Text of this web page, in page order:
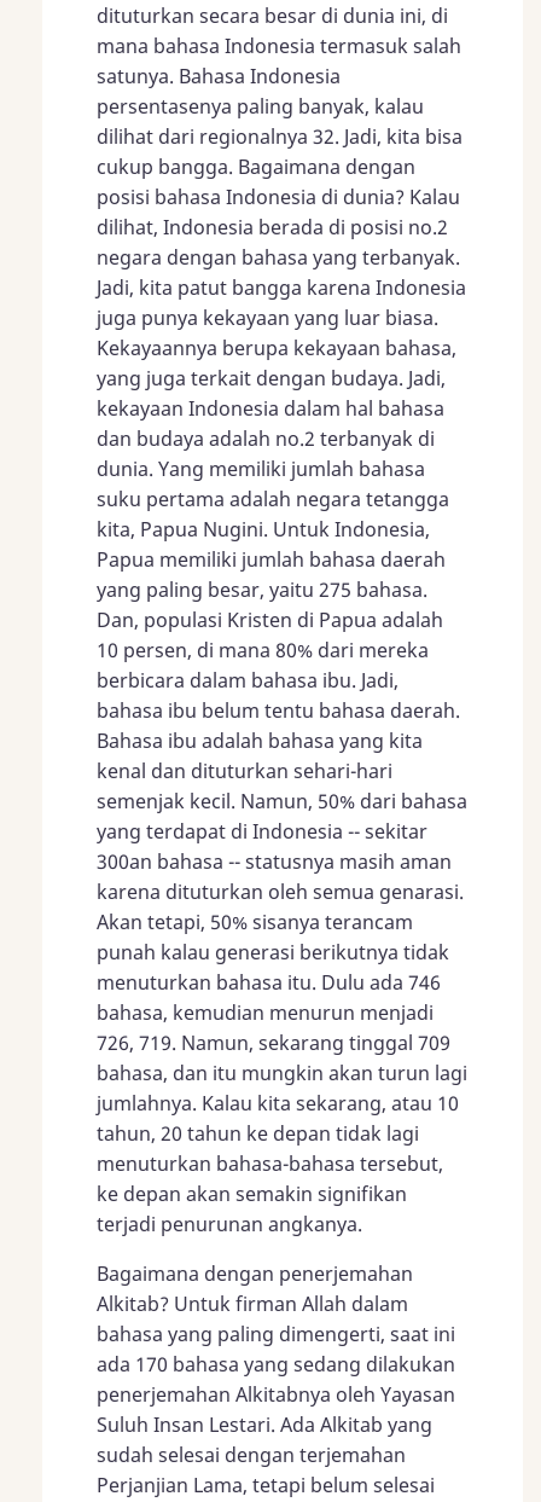
dituturkan secara besar di dunia ini, di
mana bahasa Indonesia termasuk salah
satunya. Bahasa Indonesia
persentasenya paling banyak, kalau
dilihat dari regionalnya 32. Jadi, kita bisa
cukup bangga. Bagaimana dengan
posisi bahasa Indonesia di dunia? Kalau
dilihat, Indonesia berada di posisi no.2
negara dengan bahasa yang terbanyak.
Jadi, kita patut bangga karena Indonesia
juga punya kekayaan yang luar biasa.
Kekayaannya berupa kekayaan bahasa,
yang juga terkait dengan budaya. Jadi,
kekayaan Indonesia dalam hal bahasa
dan budaya adalah no.2 terbanyak di
dunia. Yang memiliki jumlah bahasa
suku pertama adalah negara tetangga
kita, Papua Nugini. Untuk Indonesia,
Papua memiliki jumlah bahasa daerah
yang paling besar, yaitu 275 bahasa.
Dan, populasi Kristen di Papua adalah
10 persen, di mana 80% dari mereka
berbicara dalam bahasa ibu. Jadi,
bahasa ibu belum tentu bahasa daerah.
Bahasa ibu adalah bahasa yang kita
kenal dan dituturkan sehari-hari
semenjak kecil. Namun, 50% dari bahasa
yang terdapat di Indonesia -- sekitar
300an bahasa -- statusnya masih aman
karena dituturkan oleh semua genarasi.
Akan tetapi, 50% sisanya terancam
punah kalau generasi berikutnya tidak
menuturkan bahasa itu. Dulu ada 746
bahasa, kemudian menurun menjadi
726, 719. Namun, sekarang tinggal 709
bahasa, dan itu mungkin akan turun lagi
jumlahnya. Kalau kita sekarang, atau 10
tahun, 20 tahun ke depan tidak lagi
menuturkan bahasa-bahasa tersebut,
ke depan akan semakin signifikan
terjadi penurunan angkanya.
Bagaimana dengan penerjemahan
Alkitab? Untuk firman Allah dalam
bahasa yang paling dimengerti, saat ini
ada 170 bahasa yang sedang dilakukan
penerjemahan Alkitabnya oleh Yayasan
Suluh Insan Lestari. Ada Alkitab yang
sudah selesai dengan terjemahan
Perjanjian Lama, tetapi belum selesai